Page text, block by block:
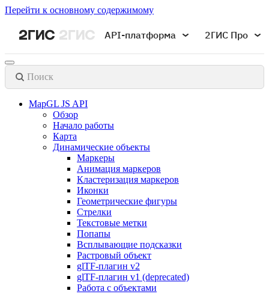
Перейти к основному содержимому
API-платформа 2ГИС Про
Поиск
MapGL JS API
Обзор
Начало работы
Карта
Динамические объекты
Маркеры
Анимация маркеров
Кластеризация маркеров
Иконки
Геометрические фигуры
Стрелки
Текстовые метки
Попапы
Всплывающие подсказки
Растровый объект
glTF-плагин v2
glTF-плагин v1 (deprecated)
Работа с объектами